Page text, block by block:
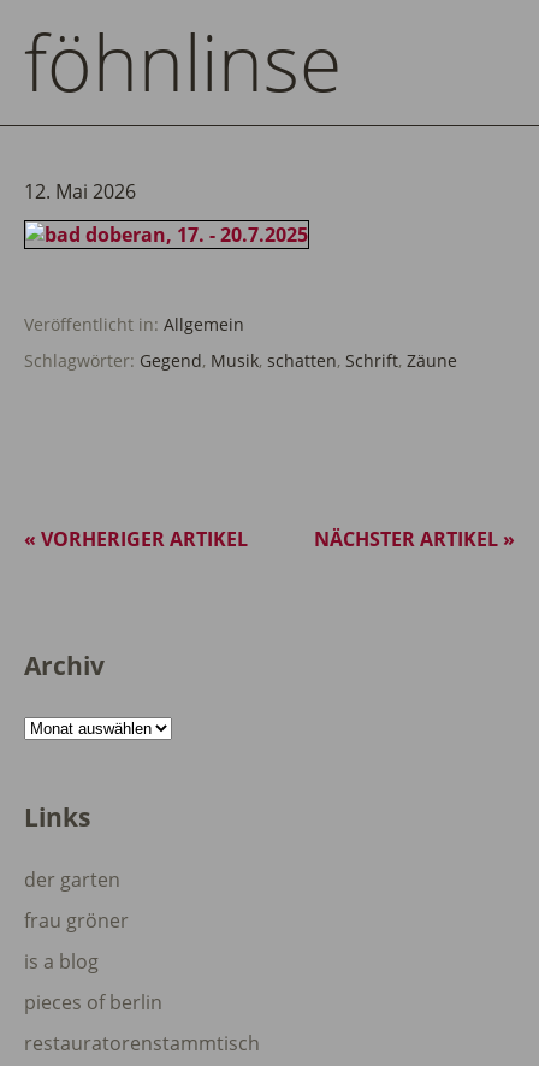
föhnlinse
12. Mai 2026
Veröffentlicht in: Allgemein
Schlagwörter: Gegend, Musik, schatten, Schrift, Zäune
NÄCHSTER ARTIKEL »
« VORHERIGER ARTIKEL
Archiv
Archiv
Links
der garten
frau gröner
is a blog
pieces of berlin
restauratorenstammtisch